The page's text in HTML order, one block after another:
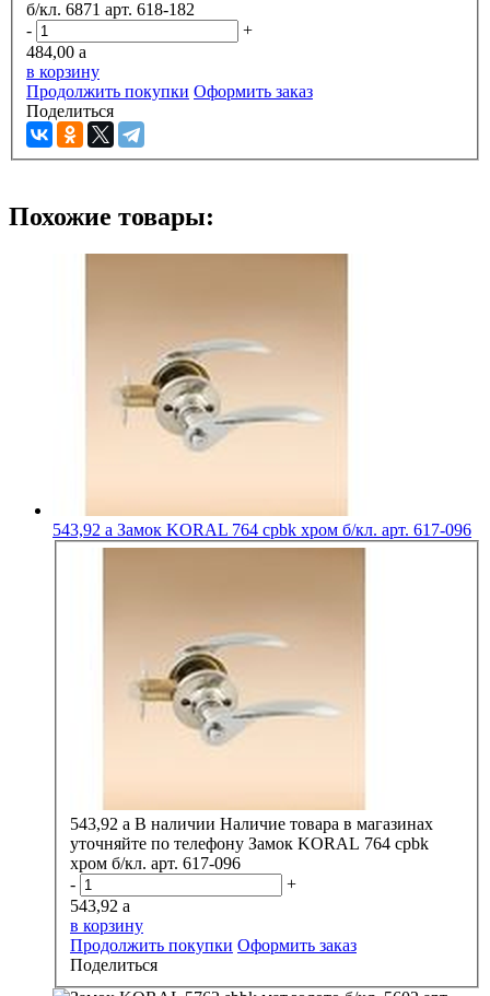
б/кл. 6871 арт. 618-182
-
+
484,00 a
в корзину
Продолжить покупки Оформить заказ
Поделиться
Похожие товары:
543,92 a Замок KORAL 764 cpbk хром б/кл. арт. 617-096
543,92 a В наличии Наличие товара в магазинах
уточняйте по телефону Замок KORAL 764 cpbk
хром б/кл. арт. 617-096
-
+
543,92 a
в корзину
Продолжить покупки Оформить заказ
Поделиться